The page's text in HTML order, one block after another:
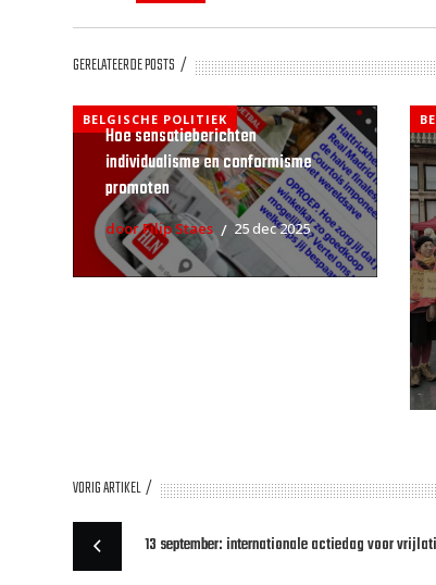
GERELATEERDE POSTS
BELGISCHE POLITIEK
Hoe sensatieberichten
individualisme en conformisme
promoten
door Filip Staes 25 dec 2025
VORIG ARTIKEL
13 september: internationale actiedag voor